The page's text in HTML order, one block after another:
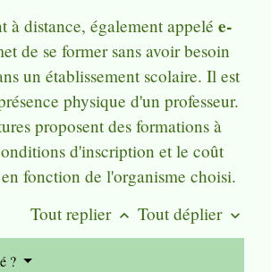
à distance, également appelé e-
de se former sans avoir besoin
un établissement scolaire. Il est
physique d'un professeur.
proposent des formations à
d'inscription et le coût
fonction de l'organisme choisi.
Tout replier keyboard_arrow_up Tout déplier keyboard_arrow_down
?